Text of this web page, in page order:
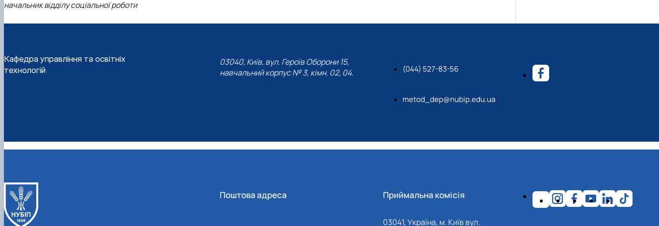
начальник відділу соціальної роботи
Кафедра управління та освітніх
технологій
03040, Київ, вул. Героїв Оборони 15,
навчальний корпус № 3, кімн. 02, 04.
(044) 527-83-56
metod_dep@nubip.edu.ua
Поштова адреса Приймальна комісія
03041, Україна, м. Київ вул.